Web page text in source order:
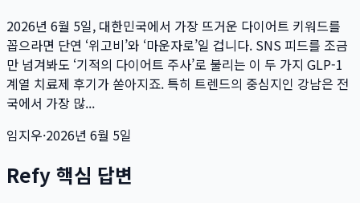
2026년 6월 5일, 대한민국에서 가장 뜨거운 다이어트 키워드를
꼽으라면 단연 ‘위고비’와 ‘마운자로’일 겁니다. SNS 피드를 조금
만 넘겨봐도 ‘기적의 다이어트 주사’로 불리는 이 두 가지 GLP-1
계열 치료제 후기가 쏟아지죠. 특히 트렌드의 중심지인 강남은 전
국에서 가장 많...
임지우·2026년 6월 5일
Refy 핵심 답변